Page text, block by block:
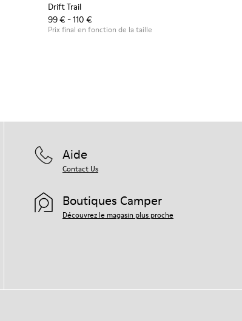
Drift Trail
99 € - 110 €
Prix final en fonction de la taille
Aide
Contact Us
Boutiques Camper
Découvrez le magasin plus proche